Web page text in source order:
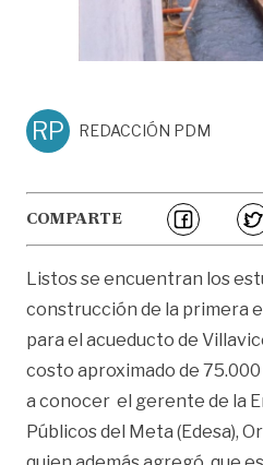
RP REDACCIÓN PDM
COMPARTE
Listos se encuentran los
construcción de la primera
para el acueducto de
costo aproximado de
a conocer el gerente de la
Públicos del Meta (Edesa),